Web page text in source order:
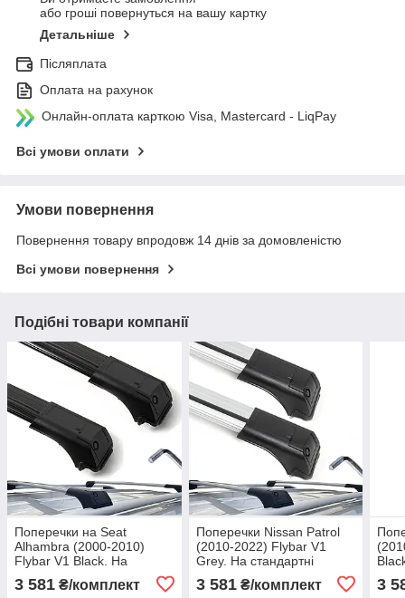
або гроші повернуться на вашу картку
Детальніше
Післяплата
Оплата на рахунок
Онлайн-оплата карткою Visa, Mastercard - LiqPay
Всі умови оплати
Умови повернення
Повернення товару впродовж 14 днів за домовленістю
Всі умови повернення
Подібні товари компанії
Поперечки на Seat
Alhambra (2000-2010)
Flybar V1 Black. На
стандартні рейлінги. Без
замка. Чорні
3 581 ₴/комплект
Поперечки Nissan Patrol
(2010-2022) Flybar V1
Grey. На стандартні
рейлінги. Без замка. Сірі
3 581₴/комплект 3